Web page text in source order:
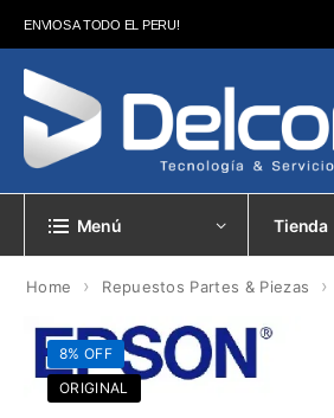
ENVIOS A TODO EL PERU!
Menú Tienda
Home › Repuestos Partes & Piezas ›
8% OFF
ORIGINAL